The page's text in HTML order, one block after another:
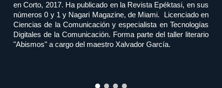
en Corto, 2017. Ha publicado en la Revista Epéktasi, en sus
números 0 y 1 y Nagari Magazine, de Miami. Licenciado en
Ciencias de la Comunicación y especialista en Tecnologías
Digitales de la Comunicación. Forma parte del taller literario
"Abismos" a cargo del maestro Xalvador García.